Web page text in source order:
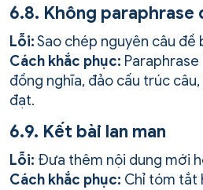
6.8. Không paraphrase
Lỗi:Sao chép nguyên câu đề
Cách khắc phục:
đồng nghĩa, đảo cấu trúc
đạt.
6.9. Kết bài lan man
Lỗi: Đưa thêm nội dung mới
Cách khắc phục: Chỉ tóm tắt